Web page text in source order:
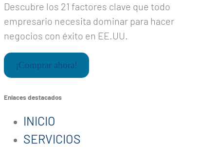
Descubre los 21 factores clave que todo
empresario necesita dominar para hacer
negocios con éxito en EE.UU.
¡Comprar ahora!
Enlaces destacados
INICIO
SERVICIOS